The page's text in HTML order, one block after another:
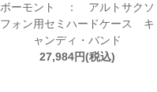
ボーモント ： アルトサクソ
フォン用セミハードケース キ
ャンディ・バンド
27,984円(税込)